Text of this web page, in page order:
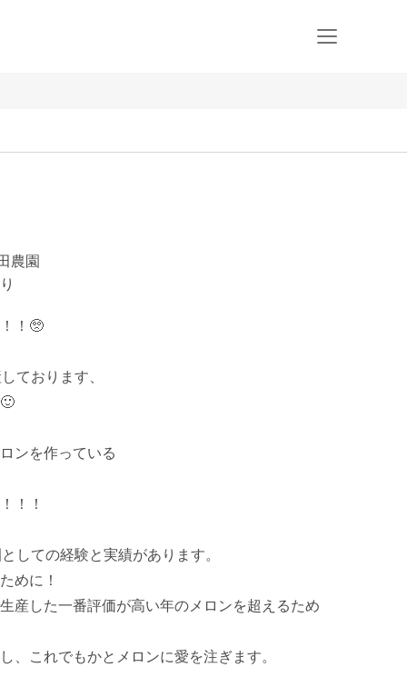
農園
！🥺
ております、
ンを作っている
！
しての経験と実績があります。
めに！
産した一番評価が高い年のメロンを超えるため
、これでもかとメロンに愛を注ぎます。